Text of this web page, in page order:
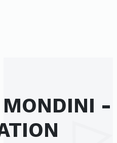
-